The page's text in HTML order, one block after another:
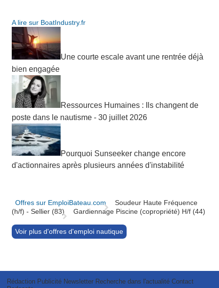
A lire sur BoatIndustry.fr
Une courte escale avant une rentrée déjà
bien engagée
Ressources Humaines : Ils changent de
poste dans le nautisme - 30 juillet 2026
Pourquoi Sunseeker change encore
d'actionnaires après plusieurs années d'instabilité
Offres sur EmploiBateau.com
Soudeur Haute Fréquence
(h/f) - Sellier (83)
Gardiennage Piscine (copropriété) H/f (44)
Voir plus d'offres d'emploi nautique
Rédaction Publicité Newsletter Recherche dans l'actualité Contact